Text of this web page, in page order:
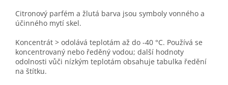
Citronový parfém a žlutá barva jsou symboly vonného a
účinného mytí skel.
Koncentrát > odolává teplotám až do -40 °C. Používá se
koncentrovaný nebo ředěný vodou; další hodnoty
odolnosti vůči nízkým teplotám obsahuje tabulka ředění
na štítku.